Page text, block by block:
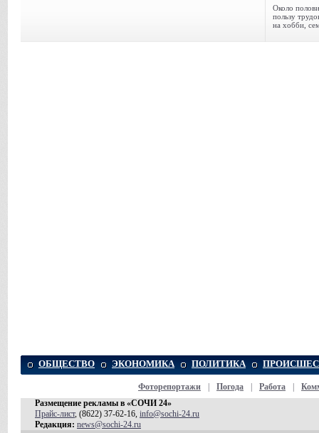
Около
пользу
на хобби,
ОБЩЕСТВО ЭКОНОМИКА ПОЛИТИКА
Фоторепортажи Погода Работа
Размещение рекламы в «СОЧИ 24»
Прайс-лист, (8622) 37-62-16, info@sochi-24.ru
Редакция: news@sochi-24.ru